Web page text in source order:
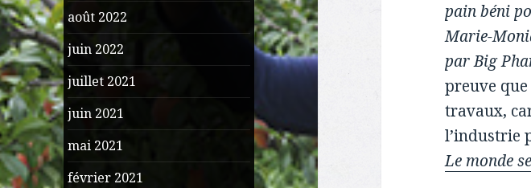
août 2022
juin 2022
juillet 2021
juin 2021
mai 2021
février 2021
pain béni
Marie-
par Big
preuve que
travaux,
l’industrie
Le monde